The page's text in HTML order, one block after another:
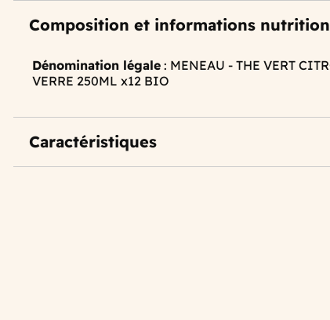
Composition et informations
Dénomination légale : MENEAU - THE VERT
VERRE 250ML x12 BIO
Caractéristiques